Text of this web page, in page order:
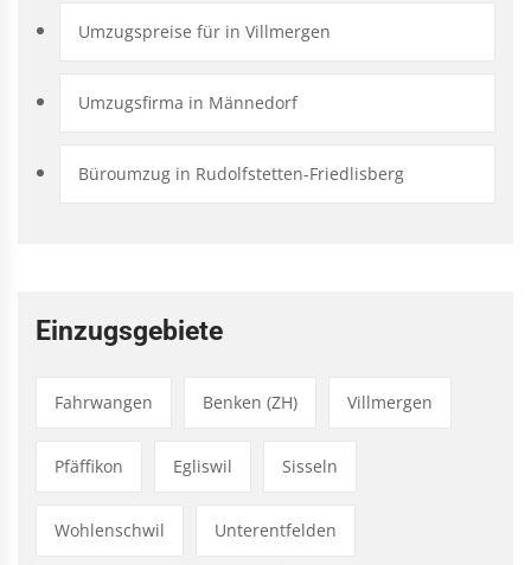
Umzugspreise für in Villmergen
Umzugsfirma in Männedorf
Büroumzug in Rudolfstetten-Friedlisberg
Einzugsgebiete
Fahrwangen Benken (ZH) Villmergen
Pfäffikon Egliswil Sisseln
Wohlenschwil Unterentfelden